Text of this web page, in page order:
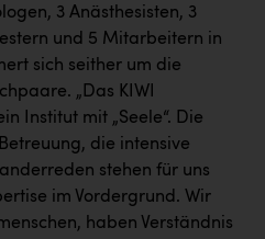
3 Anästhesisten, 3
und 5 Mitarbeitern in
sich seither um die
„Das KIWI
Institut mit „Seele“. Die
die intensive
stehen für uns
im Vordergrund. Wir
haben Verständnis